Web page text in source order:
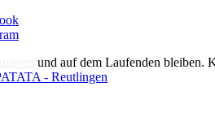
und auf dem Laufenden bleiben.